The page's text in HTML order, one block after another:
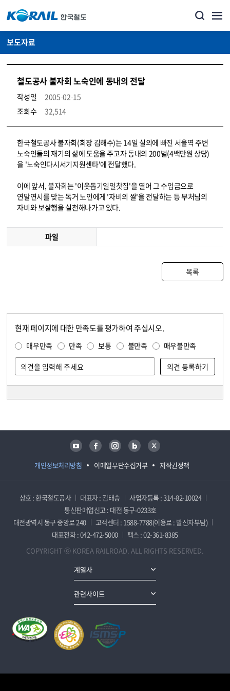
보도자료
철도공사 불자회 노숙인에 동내의 전달
작성일
2005-02-15
조회수
32,514
뉴스·홍보_보도자료 상세보기 – 내용, 파일, 담당자 연락처로 구성
한국철도공사 불자회(회장 김해수)는 14일 실의에 빠진 서울역 주변
노숙인들의 재기의 삶에 도움을 주고자 동내의 200벌(4백만원 상당)
을 '노숙인다시서기지원센타'에 전달했다.
이에 앞서, 불자회는 '이웃돕기일일찻집'을 열어 그 수입금으로
연말연시를 맞는 독거 노인에게 '자비의 쌀'을 전달하는 등 부처님의
자비와 보살행을 실천해나가고 있다.
파일
목록
현재 페이지에 대한 만족도를 평가하여 주십시오.
매우만족 만족 보통 불만족 매우불만족
개인정보처리방침 이메일무단수집거부 저작권정책
유튜브 페이스북 인스타그램 블로그 트위터
상호 : 한국철도공사 대표자 : 김태승
사업자등록 : 314-82-10024
통신판매업신고 : 대전 동구-0233호
대전광역시 동구 중앙로 240
고객센터 : 1588-7788(이용료 : 발신자부담)
대표전화 : 042-472-5000
팩스 : 02-361-8385
COPYRIGHT ⓒ KOREA RAILROAD. ALL RIGHTS RESERVED.
계열사
관련사이트